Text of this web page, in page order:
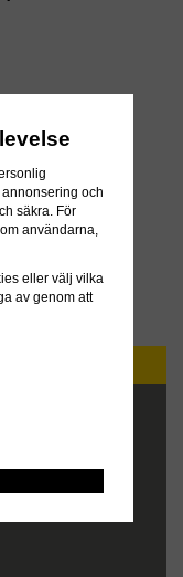
och
säkra. För
användarna,
eller välj vilka
av genom att